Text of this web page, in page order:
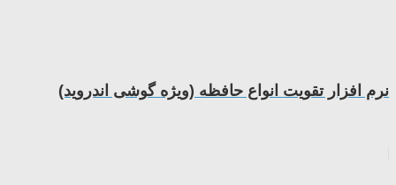
نرم افزار تقویت انواع حافظه (ویژه گوشی اندروید)